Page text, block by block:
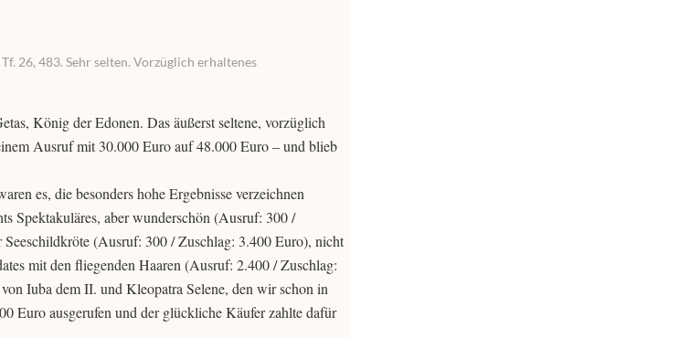
26, 483. Sehr selten. Vorzüglich erhaltenes
König der Edonen. Das äußerst seltene, vorzüglich
Ausruf mit 30.000 Euro auf 48.000 Euro – und blieb
es, die besonders hohe Ergebnisse verzeichnen
Spektakuläres, aber wunderschön (Ausruf: 300 /
(Ausruf: 300 / Zuschlag: 3.400 Euro), nicht
mit den fliegenden Haaren (Ausruf: 2.400 / Zuschlag:
Iuba dem II. und Kleopatra Selene, den wir schon in
Euro ausgerufen und der glückliche Käufer zahlte dafür